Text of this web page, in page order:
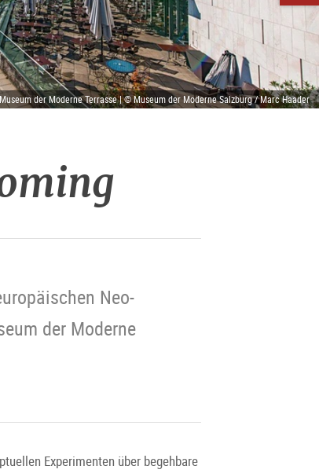
Museum der Moderne Terrasse | © Museum der Moderne Salzburg / Marc Haader
Neo-
der Moderne
Experimenten über begehbare